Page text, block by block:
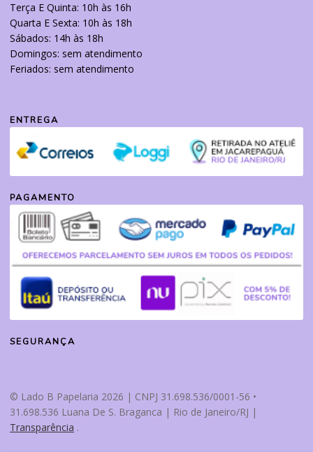
Terça E Quinta: 10h às 16h
Quarta E Sexta: 10h às 18h
Sábados: 14h às 18h
Domingos: sem atendimento
Feriados: sem atendimento
ENTREGA
PAGAMENTO
SEGURANÇA
© Lado B Papelaria 2026 | CNPJ 31.698.536/0001-56 •
31.698.536 Luana De S. Braganca | Rio de Janeiro/RJ |
Transparência .